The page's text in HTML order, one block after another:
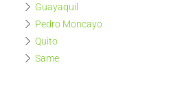
Guayaquil
Pedro Moncayo
Quito
Same